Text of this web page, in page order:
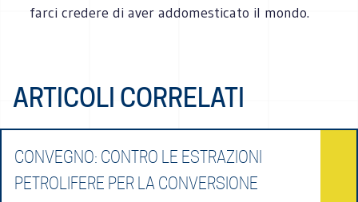
farci credere di aver addomesticato il mondo.
ARTICOLI CORRELATI
CONVEGNO: CONTRO LE ESTRAZIONI
PETROLIFERE PER LA CONVERSIONE